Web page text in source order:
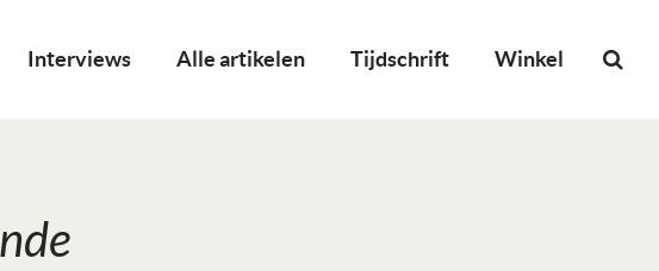
Interviews Alle artikelen Tijdschrift Winkel